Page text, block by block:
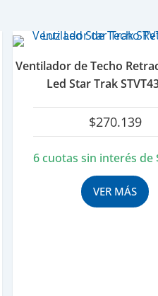
Ventilador de Techo
Led Star Trak
$270.139
6 cuotas sin interés de
VER MÁS